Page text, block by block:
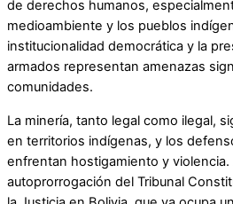
de derechos humanos,
medioambiente y los pueblos
institucionalidad democrática y la
armados representan amenazas
comunidades.
La minería, tanto legal como ilegal,
en territorios indígenas, y los
enfrentan hostigamiento y violencia.
autoprorrogación del Tribunal